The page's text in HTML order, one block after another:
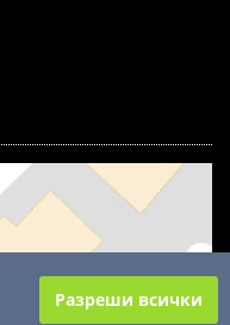
Разреши всички